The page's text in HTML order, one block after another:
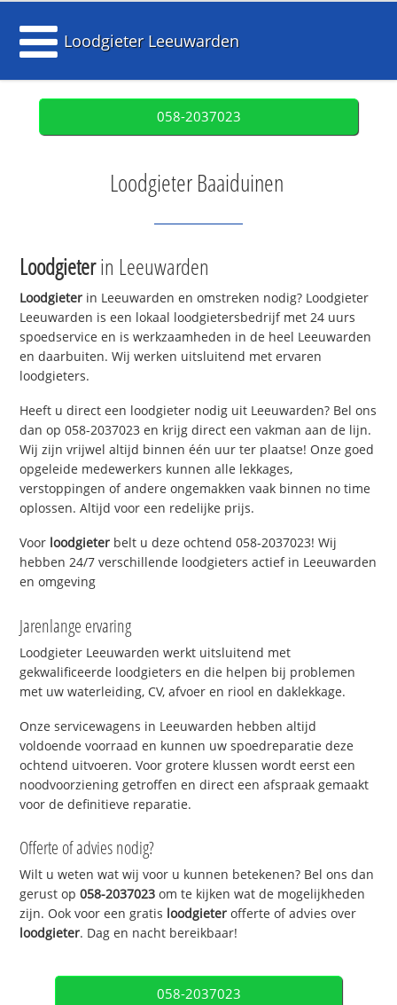
Loodgieter Leeuwarden
058-2037023
Loodgieter Baaiduinen
Loodgieterin Leeuwarden
Loodgieter in Leeuwarden en omstreken nodig? Loodgieter
Leeuwarden is een lokaal loodgietersbedrijf met 24 uurs
spoedservice en is werkzaamheden in de heel Leeuwarden
en daarbuiten. Wij werken uitsluitend met ervaren
loodgieters.
Heeft u direct een loodgieter nodig uit Leeuwarden? Bel ons
dan op 058-2037023 en krijg direct een vakman aan de lijn.
Wij zijn vrijwel altijd binnen één uur ter plaatse! Onze goed
opgeleide medewerkers kunnen alle lekkages,
verstoppingen of andere ongemakken vaak binnen no time
oplossen. Altijd voor een redelijke prijs.
Voor loodgieter belt u deze ochtend 058-2037023! Wij
hebben 24/7 verschillende loodgieters actief in Leeuwarden
en omgeving
Jarenlange ervaring
Loodgieter Leeuwarden werkt uitsluitend met
gekwalificeerde loodgieters en die helpen bij problemen
met uw waterleiding, CV, afvoer en riool en daklekkage.
Onze servicewagens in Leeuwarden hebben altijd
voldoende voorraad en kunnen uw spoedreparatie deze
ochtend uitvoeren. Voor grotere klussen wordt eerst een
noodvoorziening getroffen en direct een afspraak gemaakt
voor de definitieve reparatie.
Offerte of advies nodig?
Wilt u weten wat wij voor u kunnen betekenen? Bel ons dan
gerust op058-2037023 om te kijken wat de mogelijkheden
zijn. Ook voor een gratis loodgieter offerte of advies over
loodgieter. Dag en nacht bereikbaar!
058-2037023